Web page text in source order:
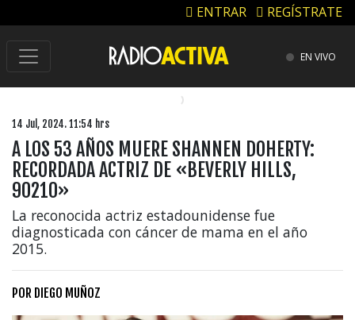
ENTRAR REGÍSTRATE
EN VIVO
14 Jul, 2024. 11:54 hrs
A LOS 53 AÑOS MUERE SHANNEN DOHERTY:
RECORDADA ACTRIZ DE «BEVERLY HILLS,
90210»
La reconocida actriz estadounidense fue
diagnosticada con cáncer de mama en el año
2015.
POR DIEGO MUÑOZ